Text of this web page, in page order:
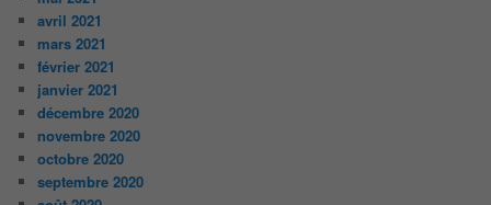
avril 2021
mars 2021
février 2021
janvier 2021
décembre 2020
novembre 2020
octobre 2020
septembre 2020